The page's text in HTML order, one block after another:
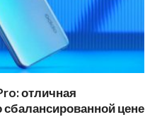
отличная
цене